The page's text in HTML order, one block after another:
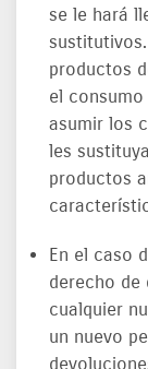
se le hará
productos
el
asumir los
les
productos
En el caso
derecho
cualquier
un nuevo